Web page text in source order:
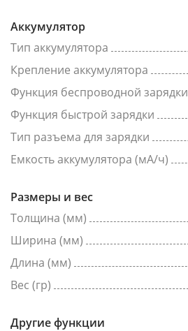
Аккумулятор
Тип аккумулятора
Крепление аккумулятора
Функция беспроводной зарядки
Функция быстрой зарядки
Тип разъема для зарядки
Емкость аккумулятора (мА/ч)
Размеры и вес
Толщина (мм)
Ширина (мм)
Длина (мм)
Вес (гр)
Другие функции